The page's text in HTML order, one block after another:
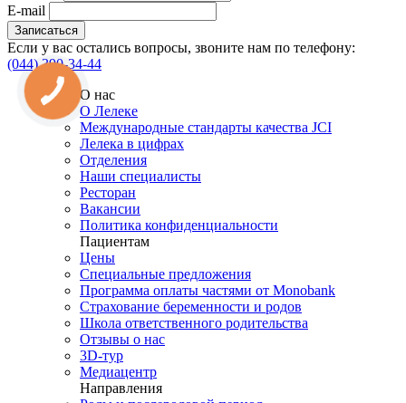
E-mail
Если у вас остались вопросы, звоните нам по телефону:
(044) 390-34-44
О нас
О Лелеке
Международные стандарты качества JCI
Лелека в цифрах
Отделения
Наши специалисты
Ресторан
Вакансии
Политика конфиденциальности
Пациентам
Цены
Специальные предложения
Программа оплаты частями от Monobank
Страхование беременности и родов
Школа ответственного родительства
Отзывы о нас
3D-тур
Медиацентр
Направления